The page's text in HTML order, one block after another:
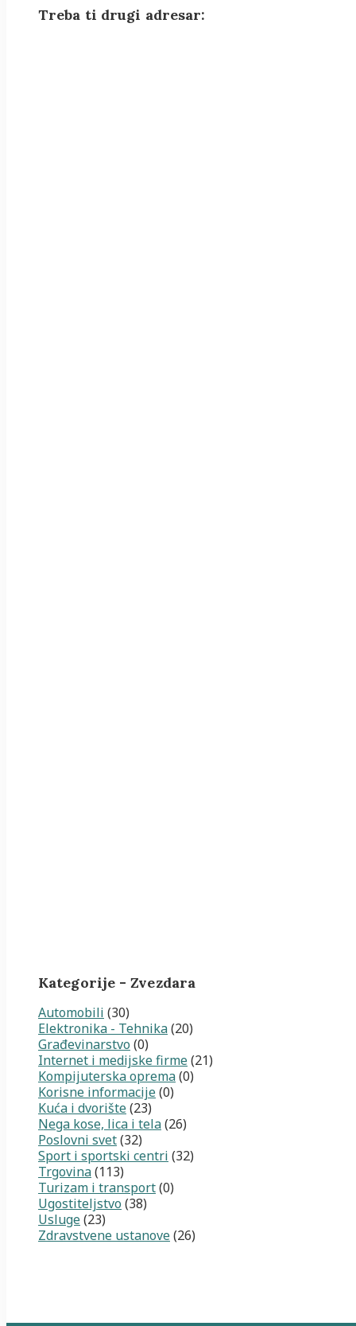
Treba ti drugi adresar:
Kategorije - Zvezdara
Automobili (30)
Elektronika - Tehnika(20)
Građevinarstvo (0)
Internet i medijske firme(21)
Kompijuterska oprema(0)
Korisne informacije(0)
Kuća i dvorište(23)
Nega kose, lica i tela(26)
Poslovni svet(32)
Sport i sportski centri (32)
Trgovina(113)
Turizam i transport(0)
Ugostiteljstvo (38)
Usluge(23)
Zdravstvene ustanove(26)